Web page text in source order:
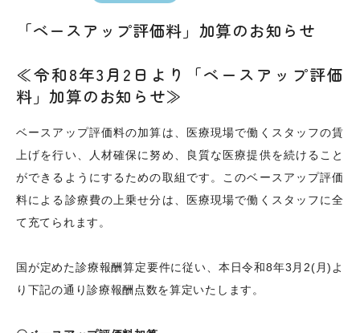
「ベースアップ評価料」加算のお知らせ
≪令和8年3月2日より「ベースアップ評価
料」加算のお知らせ≫
ベースアップ評価料の加算は、医療現場で働くスタッフの賃
上げを行い、人材確保に努め、良質な医療提供を続けること
ができるようにするための取組です。このベースアップ評価
料による診療費の上乗せ分は、医療現場で働くスタッフに全
て充てられます。
国が定めた診療報酬算定要件に従い、本日令和8年3月2(月)よ
り下記の通り診療報酬点数を算定いたします。